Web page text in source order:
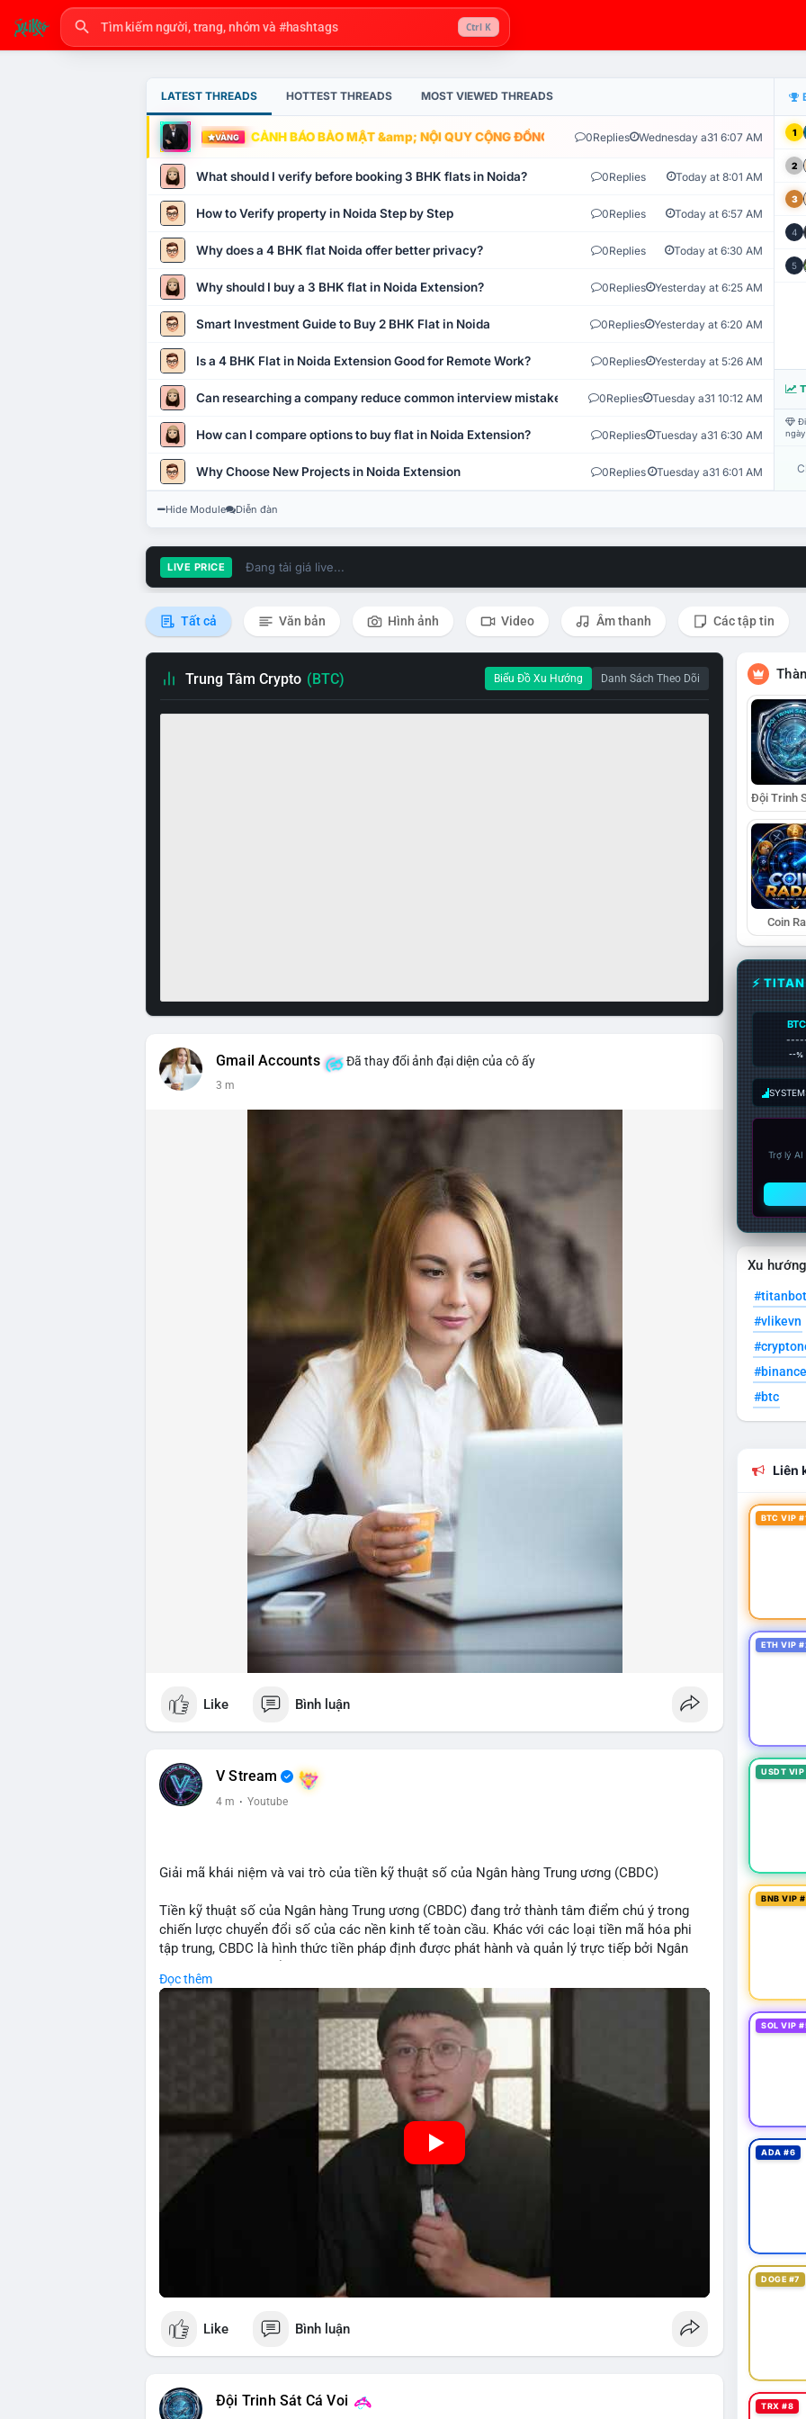
Ctrl K
LATEST THREADS HOTTEST THREADS MOST VIEWED THREADS
VÀNG CẢNH BÁO BẢO MẬT &amp; NỘI QUY CỘNG ĐỒNG VLIKE.VN: HỆ THỐNG GIÁM SÁT TỰ
0Replies Wednesday a31 6:07 AM
What should I verify before booking 3 BHK flats in Noida? 0Replies Today at 8:01 AM
How to Verify property in Noida Step by Step 0Replies Today at 6:57 AM
Why does a 4 BHK flat Noida offer better privacy? 0Replies Today at 6:30 AM
Why should I buy a 3 BHK flat in Noida Extension? 0Replies Yesterday at 6:25 AM
Smart Investment Guide to Buy 2 BHK Flat in Noida 0Replies Yesterday at 6:20 AM
Is a 4 BHK Flat in Noida Extension Good for Remote Work? 0Replies Yesterday at 5:26 AM
Can researching a company reduce common interview mistakes? 0Replies Tuesday a31 10:12 AM
How can I compare options to buy flat in Noida Extension? 0Replies Tuesday a31 6:30 AM
Why Choose New Projects in Noida Extension 0Replies Tuesday a31 6:01 AM
1
2
3
4
5
Hide Module Diễn đàn
LIVE PRICE Đang tải giá live...
Tất cả Văn bản Hình ảnh Video Âm thanh Các tập tin
Trung Tâm Crypto (BTC) Biểu Đồ Xu Hướng Danh Sách Theo Dõi
Gmail Accounts Đã thay đổi ảnh đại diện của cô ấy
3 m
Like Bình luận
V Stream
4 m · Youtube
Giải mã khái niệm và vai trò của tiền kỹ thuật số của Ngân hàng Trung ương (CBDC)
Tiền kỹ thuật số của Ngân hàng Trung ương (CBDC) đang trở thành tâm điểm chú ý trong
chiến lược chuyển đổi số của các nền kinh tế toàn cầu. Khác với các loại tiền mã hóa phi
tập trung, CBDC là hình thức tiền pháp định được phát hành và quản lý trực tiếp bởi Ngân
tiền tệ. Việc triển khai CBDC hứa hẹn sẽ thay đổi diện mạo của hạ tầng tài chính truyền
thống, mang lại sự tiện lợi trong giao dịch nhưng cũng đặt ra nhiều thách thức về quyền
Đọc thêm
Like Bình luận
Đội Trinh Sát Cá Voi
Coin
⚡
BTC
--%
Trợ lý
Xu
#titanbot
#vlikevn
#btc
Liên
BTC VIP
ETH VIP
USDT
BNB VIP
SOL VIP
ADA #6
DOGE #7
TRX #8